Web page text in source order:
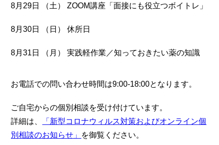
8月29日 （土） ZOOM講座「面接にも役立つボイトレ」
8月30日 （日） 休所日
8月31日 （月） 実践軽作業／知っておきたい薬の知識
お電話での問い合わせ時間は9:00-18:00となります。
ご自宅からの個別相談を受け付けています。
詳細は、
「新型コロナウィルス対策およびオンライン個
別相談のお知らせ」 を御覧ください。